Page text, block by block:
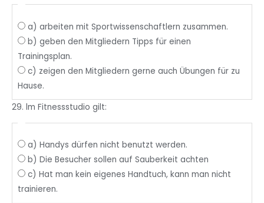
a) arbeiten mit Sportwissenschaftlern zusammen.
b) geben den Mitgliedern Tipps für einen
Trainingsplan.
c) zeigen den Mitgliedern gerne auch Übungen für zu
Hause.
29. lm Fitnessstudio gilt:
a) Handys dürfen nicht benutzt werden.
b) Die Besucher sollen auf Sauberkeit achten
c) Hat man kein eigenes Handtuch, kann man nicht
trainieren.